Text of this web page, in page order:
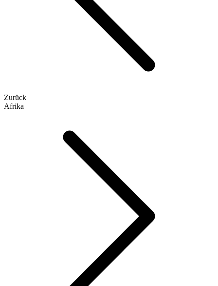
Zurück
Afrika